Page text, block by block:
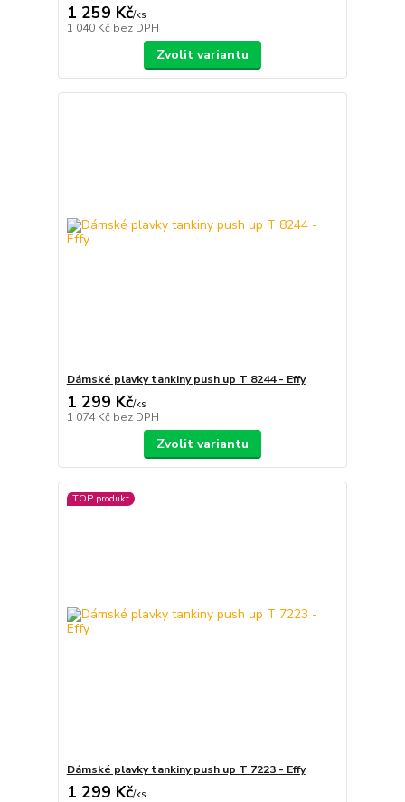
1 259 Kč/ks
1 040 Kč bez DPH
Zvolit variantu
Dámské plavky tankiny push up T 8244 - Effy
1 299 Kč/ks
1 074 Kč bez DPH
Zvolit variantu
TOP produkt
Dámské plavky tankiny push up T 7223 - Effy
1 299 Kč/ks